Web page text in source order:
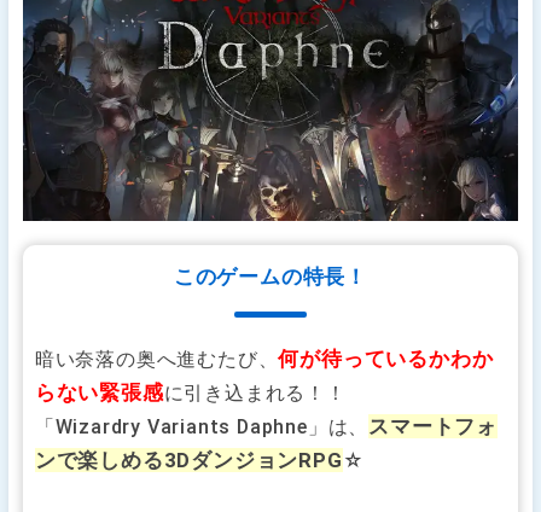
このゲームの特長！
暗い奈落の奥へ進むたび、何が待っているかわか
らない緊張感に引き込まれる！！
「Wizardry Variants Daphne」は、 スマートフォ
ンで楽しめる3DダンジョンRPG ☆